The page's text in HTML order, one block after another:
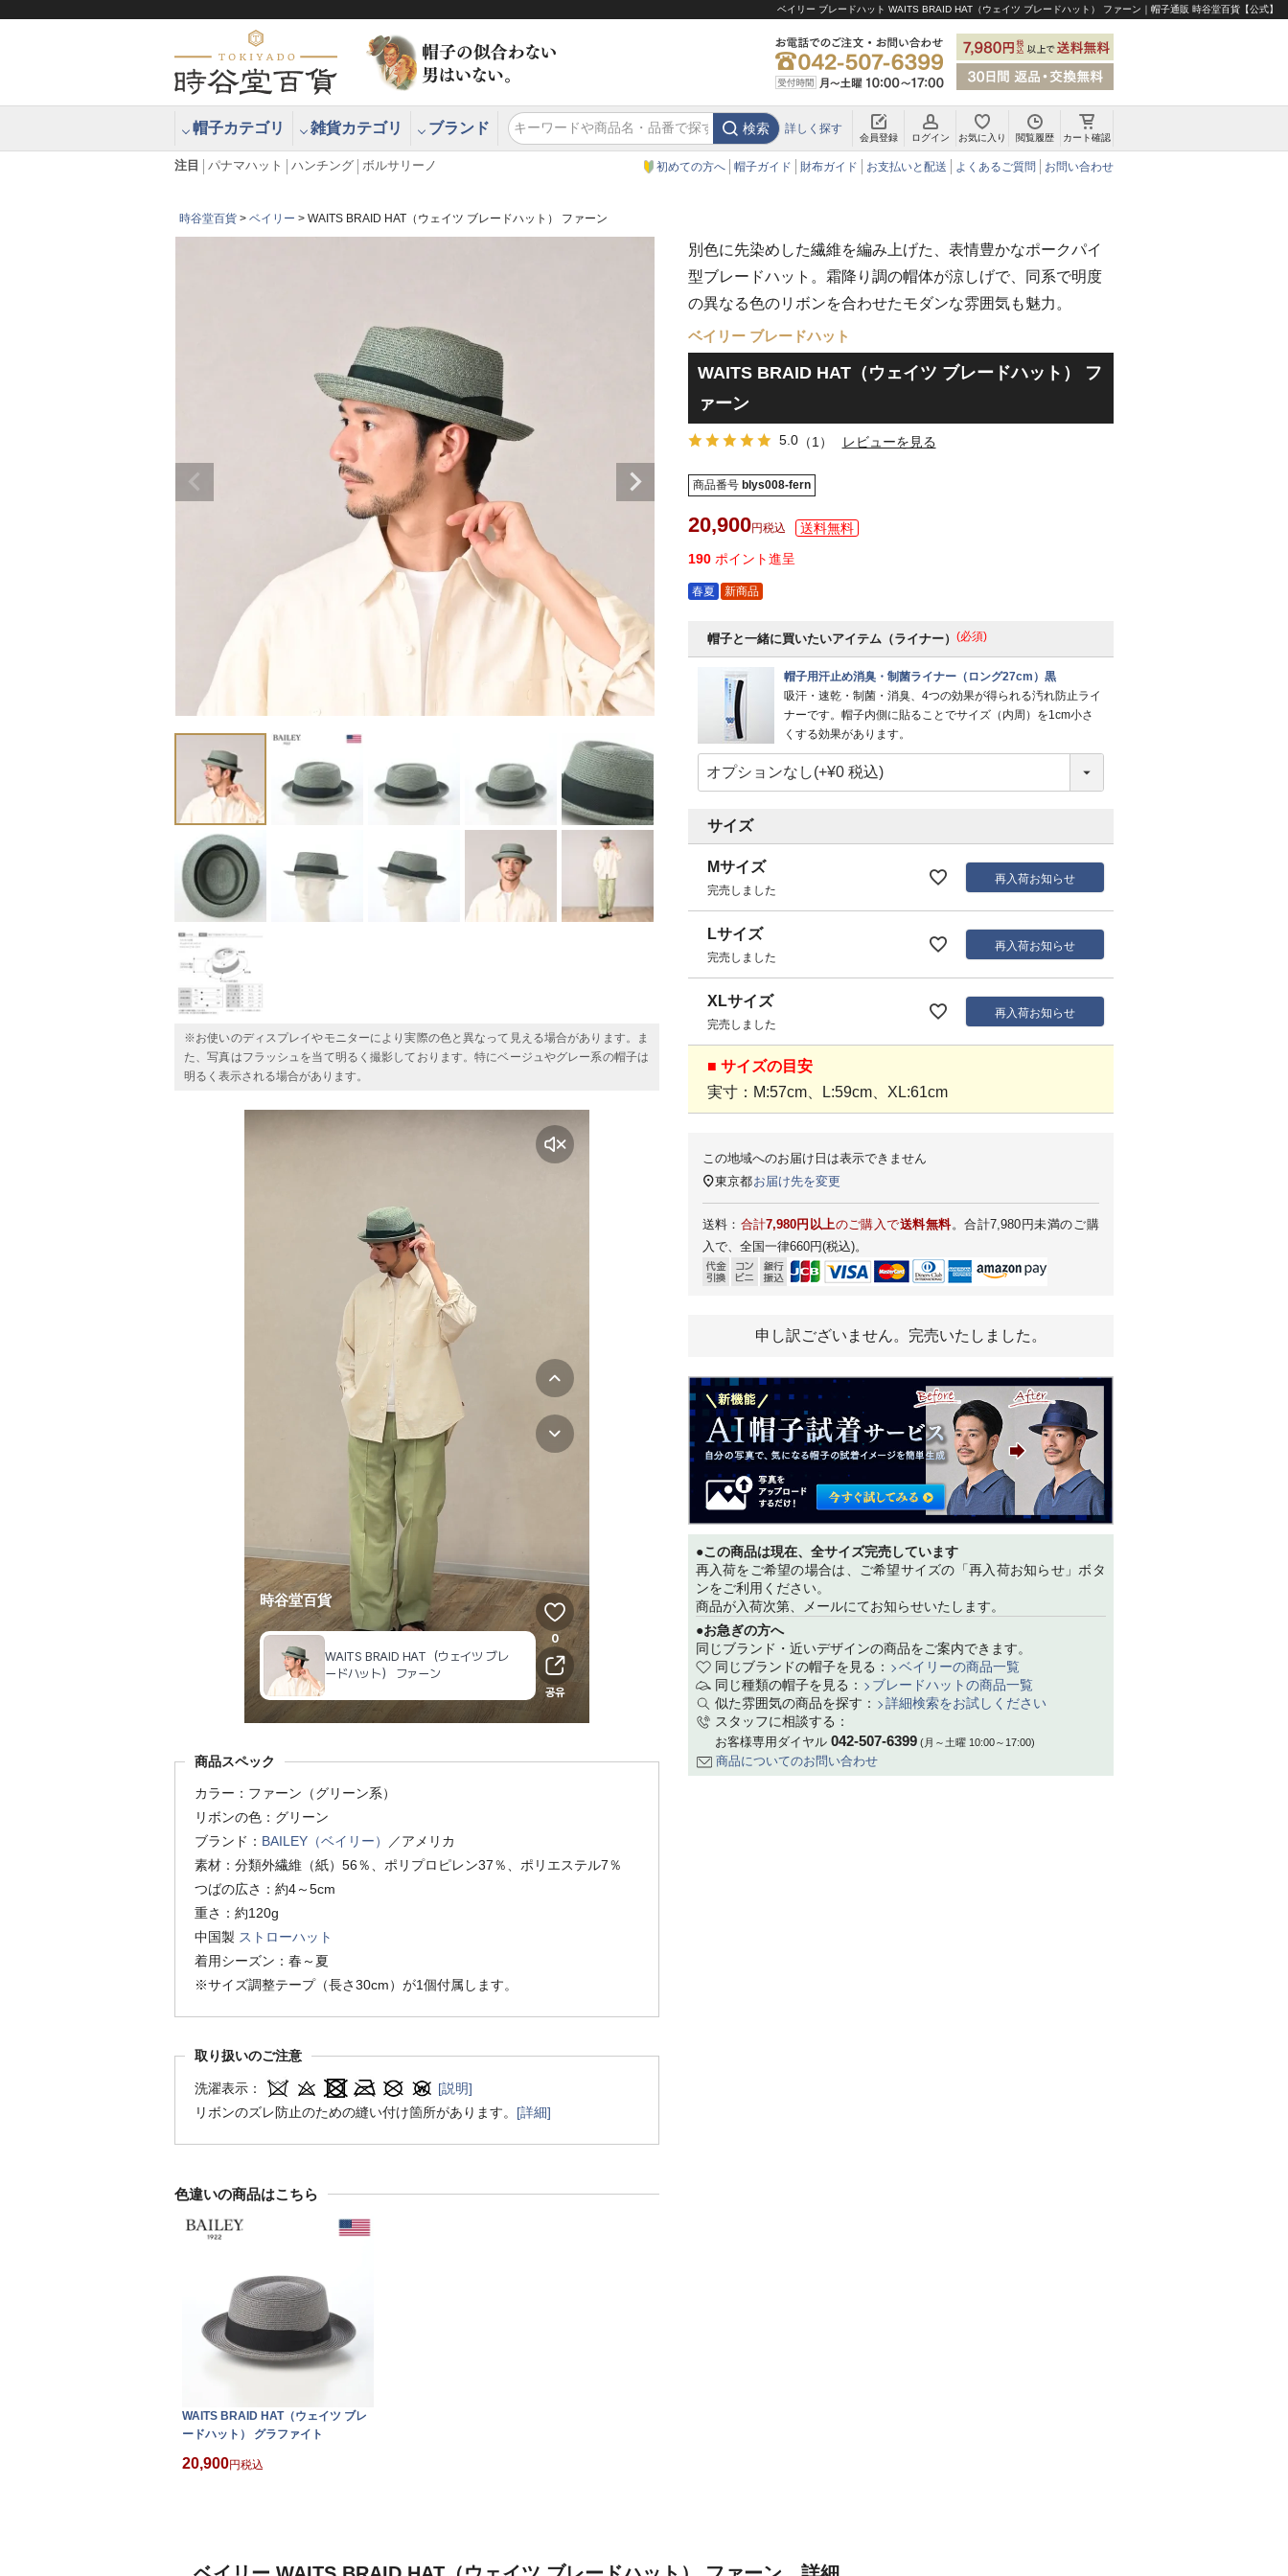
ベイリー ブレードハット WAITS BRAID HAT（ウェイツ ブレードハット） ファーン｜帽子通販 時谷堂百貨【公式】
帽子カテゴリ 雑貨カテゴリ ブランド 検索 詳しく探す
会員登録 ログイン お気に入り 閲覧履歴 カート確認
注目 パナマハット ハンチング ボルサリーノ 初めての方へ 帽子ガイド 財布ガイド お支払いと配送 よくあるご質問 お問い合わせ
時谷堂百貨 ベイリー WAITS BRAID HAT（ウェイツ ブレードハット） ファーン
※お使いのディスプレイやモニターにより実際の色と異なって見える場合があります。ま
た、写真はフラッシュを当て明るく撮影しております。特にベージュやグレー系の帽子は
明るく表示される場合があります。
商品スペック
カラー：ファーン（グリーン系）
リボンの色：グリーン
ブランド： BAILEY（ベイリー）
／アメリカ
素材：分類外繊維（紙）56％、ポリプロピレン37％、ポリエステル7％
つばの広さ：約4～5cm
重さ：約120g
中国製 ストローハット
着用シーズン：春～夏
※サイズ調整テープ（長さ30cm）が1個付属します。
取り扱いのご注意
洗濯表示：
[説明]
リボンのズレ防止のための縫い付け箇所があります。 [詳細]
色違いの商品はこちら
WAITS BRAID HAT（ウェイツ ブレ
ードハット） グラファイト
20,900 税込
別色に先染めした繊維を編み上げた、表情豊かなポークパイ
型ブレードハット。霜降り調の帽体が涼しげで、同系で明度
の異なる色のリボンを合わせたモダンな雰囲気も魅力。
ベイリー ブレードハット
WAITS BRAID HAT（ウェイツ ブレードハット） フ
ァーン
5.0（1） レビューを見る
商品番号 blys008-fern
20,900 税込
190 ポイント進呈
春夏 新商品
帽子と一緒に買いたいアイテム（ライナー） (必須)
帽子用汗止め消臭・制菌ライナー（ロング27cm）黒
吸汗・速乾・制菌・消臭、4つの効果が得られる汚れ防止ライ
ナーです。帽子内側に貼ることでサイズ（内周）を1cm小さ
くする効果があります。
サイズ
Mサイズ
完売しました
再入荷お知らせ
Lサイズ
完売しました
再入荷お知らせ
XLサイズ
完売しました
再入荷お知らせ
■ サイズの目安
実寸：M:57cm、L:59cm、XL:61cm
この地域へのお届け日は表示できません
東京都お届け先を変更
送料： 合計7,980円以上のご購入で送料無料。合計7,980円未満のご購
入で、全国一律660円(税込)。
申し訳ございません。完売いたしました。
●この商品は現在、全サイズ完売しています
再入荷をご希望の場合は、ご希望サイズの「再入荷お知らせ」ボタ
ンをご利用ください。
商品が入荷次第、メールにてお知らせいたします。
●お急ぎの方へ
同じブランド・近いデザインの商品をご案内できます。
同じブランドの帽子を見る：
ベイリーの商品一覧
同じ種類の帽子を見る：
ブレードハットの商品一覧
似た雰囲気の商品を探す：
詳細検索をお試しください
スタッフに相談する：
お客様専用ダイヤル 042-507-6399(月～土曜 10:00～17:00)
商品についてのお問い合わせ